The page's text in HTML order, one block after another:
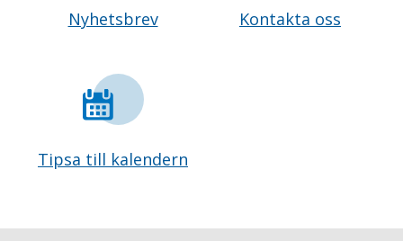
Nyhetsbrev Kontakta oss
Tipsa till kalendern